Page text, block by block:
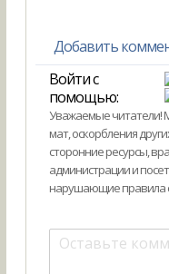
Добавить
Войти с
помощью:
Уважаемые читатели!
мат, оскорбления
сторонние ресурсы,
администрации и
нарушающие правила